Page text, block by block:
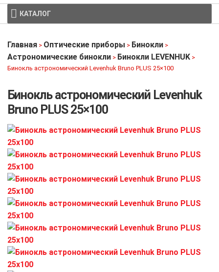
КАТАЛОГ
Главная > Оптические приборы > Бинокли >
Астрономические бинокли > Бинокли LEVENHUK >
Бинокль астрономический Levenhuk Bruno PLUS 25×100
Бинокль астрономический Levenhuk
Bruno PLUS 25×100